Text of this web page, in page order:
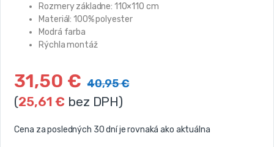
Rozmery základne: 110×110 cm
Materiál: 100% polyester
Modrá farba
Rýchla montáž
31,50 € 40,95€
(25,61€ bez DPH)
Cena za posledných 30 dní je rovnaká ako aktuálna